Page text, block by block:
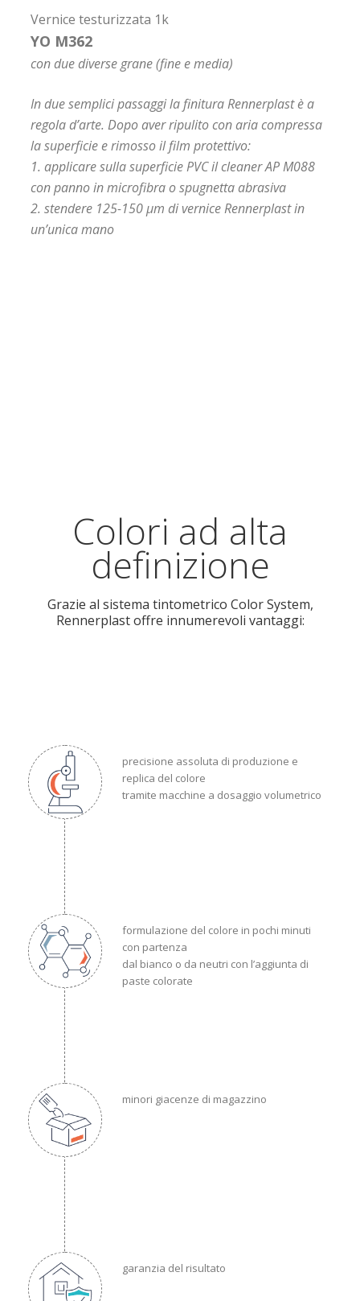
Vernice testurizzata 1k
YO M362
con due diverse grane (fine e media)
In due semplici passaggi la finitura Rennerplast è a
regola d’arte. Dopo aver ripulito con aria compressa
la superficie e rimosso il film protettivo:
1. applicare sulla superficie PVC il cleaner AP M088
con panno in microfibra o spugnetta abrasiva
2. stendere 125-150 μm di vernice Rennerplast in
un’unica mano
Colori ad alta
definizione
Grazie al sistema tintometrico Color System,
Rennerplast offre innumerevoli vantaggi:
precisione assoluta di produzione e
replica del colore
tramite macchine a dosaggio volumetrico
formulazione del colore in pochi minuti
con partenza
dal bianco o da neutri con l’aggiunta di
paste colorate
minori giacenze di magazzino
garanzia del risultato